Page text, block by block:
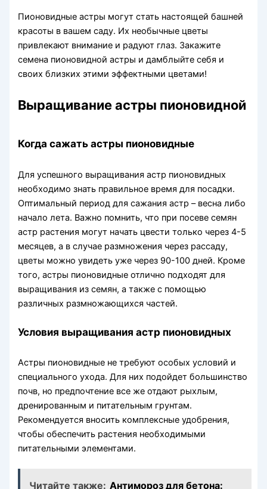
Пионовидные астры могут стать настоящей башней
красоты в вашем саду. Их необычные цветы
привлекают внимание и радуют глаз. Закажите
семена пионовидной астры и дамблыйте себя и
своих близких этими эффектными цветами!
Выращивание астры пионовидной
Когда сажать астры пионовидные
Для успешного выращивания астр пионовидных
необходимо знать правильное время для посадки.
Оптимальный период для сажания астр – весна либо
начало лета. Важно помнить, что при посеве семян
астр растения могут начать цвести только через 4-5
месяцев, а в случае размножения через рассаду,
цветы можно увидеть уже через 90-100 дней. Кроме
того, астры пионовидные отлично подходят для
выращивания из семян, а также с помощью
различных размножающихся частей.
Условия выращивания астр пионовидных
Астры пионовидные не требуют особых условий и
специального ухода. Для них подойдет большинство
почв, но предпочтение все же отдают рыхлым,
дренированным и питательным грунтам.
Рекомендуется вносить комплексные удобрения,
чтобы обеспечить растения необходимыми
питательными элементами.
Читайте также: Антимороз для бетона: